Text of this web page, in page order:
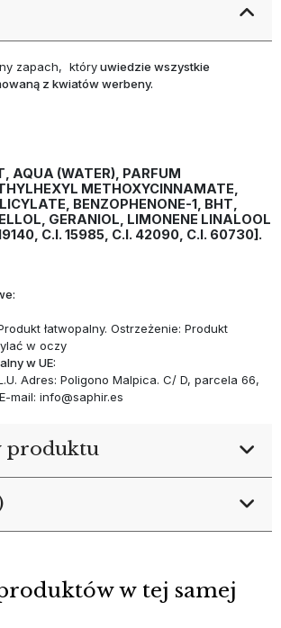
zapach, któryuwiedzie wszystkie
z kwiatów werbeny.
AQUA (WATER), PARFUM
METHOXYCINNAMATE,
BENZOPHENONE-1, BHT,
GERANIOL, LIMONENE LINALOOL
C.I. 15985, C.I. 42090, C.I. 60730].
łatwopalny. Ostrzeżenie: Produkt
w oczy
w UE:
Adres: Poligono Malpica. C/ D, parcela 66,
mail: info@saphir.es
produktu
w tej samej